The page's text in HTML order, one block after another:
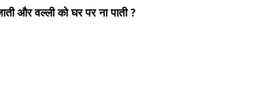
और वल्ली को घर पर ना पाती ?